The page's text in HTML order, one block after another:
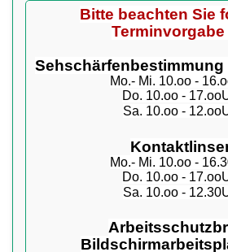
Bitte beachten Sie
Terminvorgabe
Mo.- Mi. 10.oo -
Do. 10.oo -
Sa. 10.oo -
Mo.- Mi. 10.oo -
Do. 10.oo -
Sa. 10.oo -